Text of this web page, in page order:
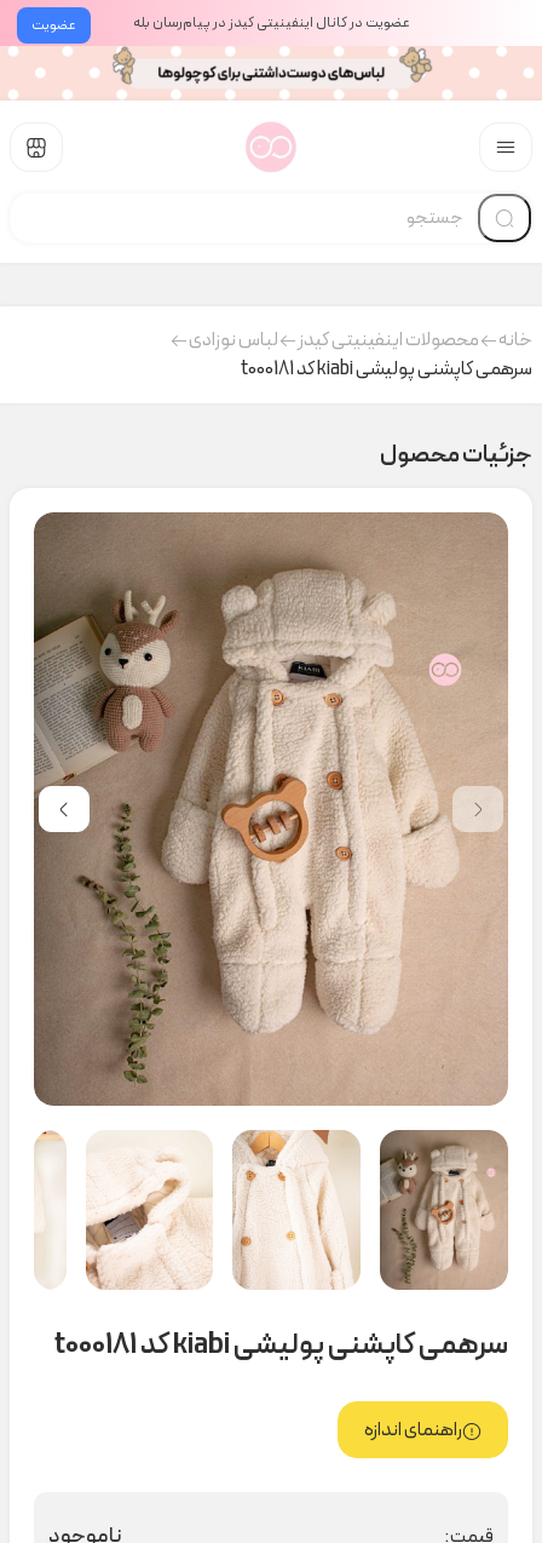
عضویت عضویت در کانال اینفینیتی کیدز در پیام‌رسان بله
خانه محصولات اینفینیتی کیدز
لباس نوزادی
سرهمی کاپشنی پولیشی kiabi کد t000181
جزئیات محصول
سرهمی کاپشنی پولیشی kiabi کد t000181
راهنمای اندازه